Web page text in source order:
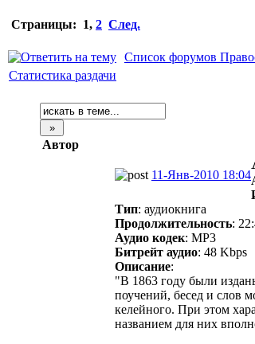
Страницы: 1, 2 След.
Список форумов
Статистика раздачи
Автор
11-Янв-2010 18:04
Тип: аудиокнига
Продолжительность:
Аудио кодек: MP3
Битрейт аудио: 48 Kbps
Описание:
"В 1863 году были
поучений, бесед и слов
келейного. При этом
названием для них